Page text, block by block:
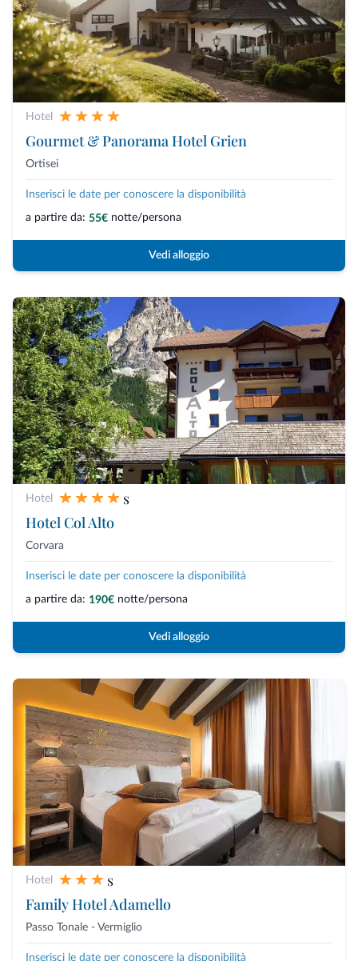
Hotel
Gourmet & Panorama Hotel Grien
Ortisei
Inserisci le date per conoscere la disponibilità
a partire da: 55€ notte/persona
Vedi alloggio
Hotel
s
Hotel Col Alto
Corvara
Inserisci le date per conoscere la disponibilità
a partire da: 190€ notte/persona
Vedi alloggio
Hotel
s
Family Hotel Adamello
Passo Tonale - Vermiglio
Inserisci le date per conoscere la disponibilità